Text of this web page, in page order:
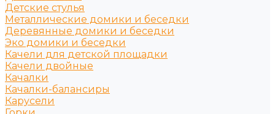
Детские стулья
Металлические домики и беседки
Деревянные домики и беседки
Эко домики и беседки
Качели для детской площадки
Качели двойные
Качалки
Качалки-балансиры
Карусели